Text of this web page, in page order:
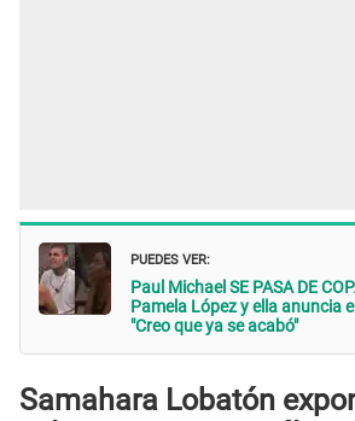
PUEDES VER:
Paul Michael SE PASA DE
Pamela López y ella anuncia
"Creo que ya se acabó"
Samahara Lobatón